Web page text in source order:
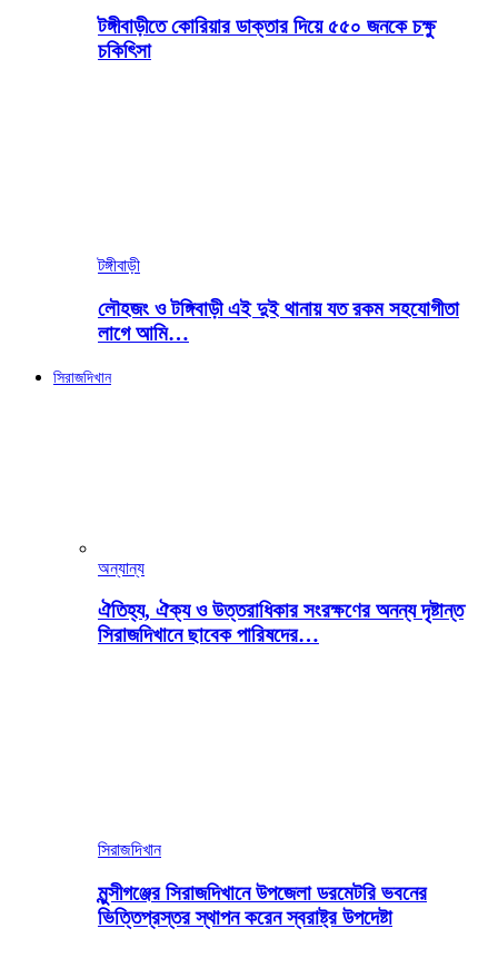
টঙ্গীবাড়ীতে কোরিয়ার ডাক্তার দিয়ে ৫৫০ জনকে চক্ষু
চকিৎিসা
টঙ্গীবাড়ী
লৌহজং ও টঙ্গিবাড়ী এই দুই থানায় যত রকম সহযোগীতা
লাগে আমি…
সিরাজদিখান
অন্যান্য
ঐতিহ্য, ঐক্য ও উত্তরাধিকার সংরক্ষণের অনন্য দৃষ্টান্ত
সিরাজদিখানে ছাবেক পারিষদের…
সিরাজদিখান
মুন্সীগঞ্জের সিরাজদিখানে উপজেলা ডরমেটরি ভবনের
ভিত্তিপ্রস্তর স্থাপন করেন স্বরাষ্ট্র উপদেষ্টা